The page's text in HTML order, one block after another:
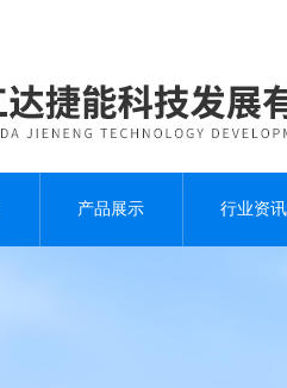
产品展示 行业资讯